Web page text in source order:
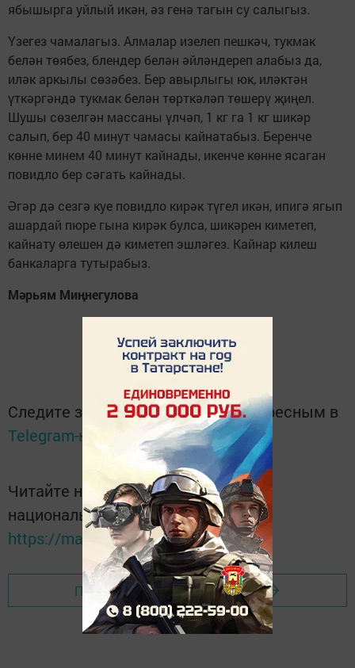
ябышырга уйлый икән, әз генә тагын су салыгыз.
Үзегез чамалагыз. Алмалар изелеп пешкәч, тукмак
белән төябез, блендер белән әйләндереп алабыз да,
иләк аркылы сөзәбез. Бер авырлыгы юк, иләктән
үткәргәндә тукмак белән төрткәләп төшерү җиңел.
Шушы сөзелгән массаны үлчәп, 1 кг га 1 кг шикәр
салып, бер 40 минут чамасы кайнатабыз. Беренче
көнне минем 40 минут кайнады, икенче көнне ясаган
повидло бер сәгать кайнады.
Әгәр дә сезгә куе повидло кирәк түгел икән, ипигә ягып
ашардай пюре гына кирәк булса, шикәрен киметеп,
кайнату өлешен дә киметеп эшләгез. Кайнар килеш
банкаларга тутырабыз.
Мәрьям Миңнегулова
Следите за самым важным и интересным в
Telegram-канале
Татмедиа
Читайте новости Татарстана в
национальном мессенджере MАХ:
https://max.ru/tatmedia
Перейти на страницу новости